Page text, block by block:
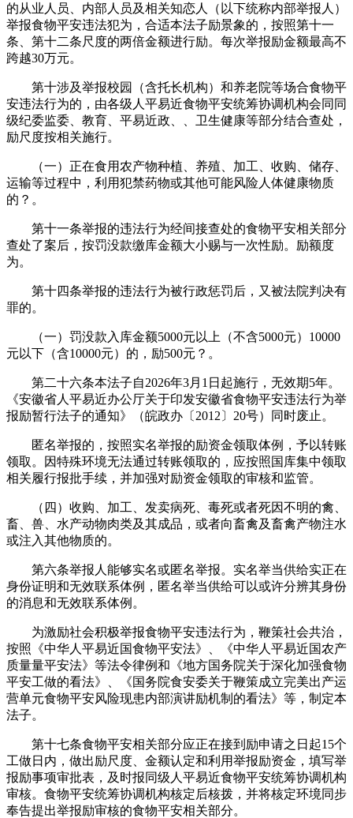
的从业人员、内部人员及相关知恋人（以下统称内部举报人）
举报食物平安违法犯为，合适本法子励景象的，按照第十一
条、第十二条尺度的两倍金额进行励。每次举报励金额最高不
跨越30万元。
第十涉及举报校园（含托长机构）和养老院等场合食物平
安违法行为的，由各级人平易近食物平安统筹协调机构会同同
级纪委监委、教育、平易近政、、卫生健康等部分结合查处，
励尺度按相关施行。
（一）正在食用农产物种植、养殖、加工、收购、储存、
运输等过程中，利用犯禁药物或其他可能风险人体健康物质
的？。
第十一条举报的违法行为经间接查处的食物平安相关部分
查处了案后，按罚没款缴库金额大小赐与一次性励。励额度
为。
第十四条举报的违法行为被行政惩罚后，又被法院判决有
罪的。
（一）罚没款入库金额5000元以上（不含5000元）10000
元以下（含10000元）的，励500元？。
第二十六条本法子自2026年3月1日起施行，无效期5年。
《安徽省人平易近办公厅关于印发安徽省食物平安违法行为举
报励暂行法子的通知》（皖政办〔2012〕20号）同时废止。
匿名举报的，按照实名举报的励资金领取体例，予以转账
领取。因特殊环境无法通过转账领取的，应按照国库集中领取
相关履行报批手续，并加强对励资金领取的审核和监管。
（四）收购、加工、发卖病死、毒死或者死因不明的禽、
畜、兽、水产动物肉类及其成品，或者向畜禽及畜禽产物注水
或注入其他物质的。
第六条举报人能够实名或匿名举报。实名举当供给实正在
身份证明和无效联系体例，匿名举当供给可以或许分辨其身份
的消息和无效联系体例。
为激励社会积极举报食物平安违法行为，鞭策社会共治，
按照《中华人平易近国食物平安法》、《中华人平易近国农产
质量量平安法》等法令律例和《地方国务院关于深化加强食物
平安工做的看法》、《国务院食安委关于鞭策成立完美出产运
营单元食物平安风险现患内部演讲励机制的看法》等，制定本
法子。
第十七条食物平安相关部分应正在接到励申请之日起15个
工做日内，做出励尺度、金额认定和利用举报励资金，填写举
报励事项审批表，及时报同级人平易近食物平安统筹协调机构
审核。食物平安统筹协调机构核定后核拨，并将核定环境同步
奉告提出举报励审核的食物平安相关部分。